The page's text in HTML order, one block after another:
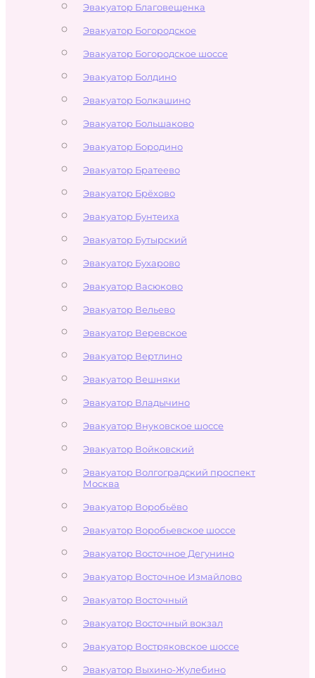
Эвакуатор Благовещенка
Эвакуатор Богородское
Эвакуатор Богородское шоссе
Эвакуатор Болдино
Эвакуатор Болкашино
Эвакуатор Большаково
Эвакуатор Бородино
Эвакуатор Братеево
Эвакуатор Брёхово
Эвакуатор Бунтеиха
Эвакуатор Бутырский
Эвакуатор Бухарово
Эвакуатор Васюково
Эвакуатор Вельево
Эвакуатор Веревское
Эвакуатор Вертлино
Эвакуатор Вешняки
Эвакуатор Владычино
Эвакуатор Внуковское шоссе
Эвакуатор Войковский
Эвакуатор Волгоградский проспект
Москва
Эвакуатор Воробьёво
Эвакуатор Воробьевское шоссе
Эвакуатор Восточное Дегунино
Эвакуатор Восточное Измайлово
Эвакуатор Восточный
Эвакуатор Восточный вокзал
Эвакуатор Востряковское шоссе
Эвакуатор Выхино-Жулебино